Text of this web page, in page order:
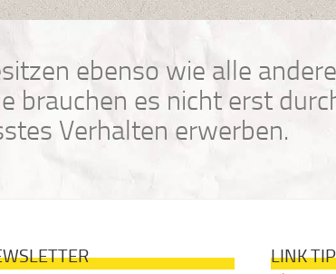
ebenso wie alle
brauchen es nicht erst
Verhalten erwerben.
LINK